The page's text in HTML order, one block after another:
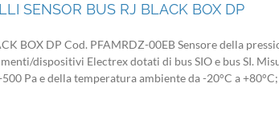
SENSOR BUS RJ BLACK BOX DP
BOX DP Cod. PFAMRDZ-00EB Sensore della
dispositivi Electrex dotati di bus SIO e bus SI.
Pa e della temperatura ambiente da -20°C a